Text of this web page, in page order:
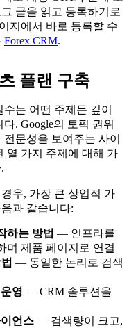
글을 읽고 등록하기로
지에서 바로 등록할 수
Forex CRM.
플랜 구축
는 어떤 주제든 깊이
. Google의 토픽 권위
문성을 보여주는 사이
열 가지 주제에 대해 가
우, 가장 큰 상업적 가
과 같습니다:
하는 방법 — 인프라를
며 제품 페이지로 연결
— 동일한 논리로 검색
영 — CRM 솔루션을
언스 — 검색량이 크고,